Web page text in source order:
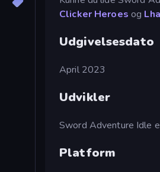
Clicker Heroes og
Udgivelsesdato
April 2023
Udvikler
Sword Adventure Idle
Platform